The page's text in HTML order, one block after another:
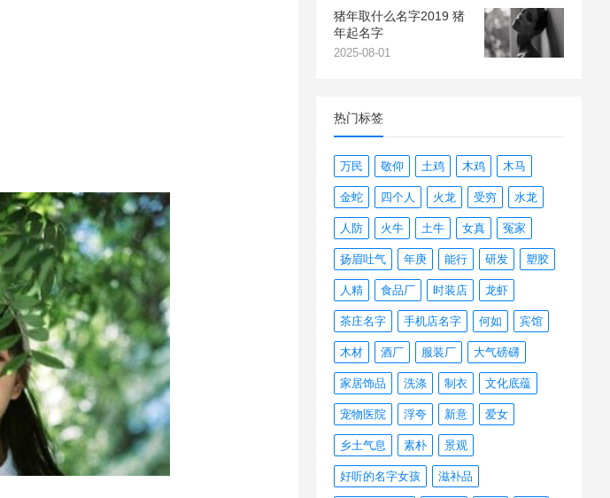
猪年取什么名字2019 猪
年起名字
2025-08-01
热门标签
万民 敬仰 土鸡 木鸡 木马
金蛇 四个人 火龙 受穷 水龙
人防 火牛 土牛 女真 冤家
扬眉吐气 年庚 能行 研发 塑胶
人精 食品厂 时装店 龙虾
茶庄名字 手机店名字 何如 宾馆
木材 酒厂 服装厂 大气磅礴
家居饰品 洗涤 制衣 文化底蕴
宠物医院 浮夸 新意 爱女
乡土气息 素朴 景观
好听的名字女孩 滋补品